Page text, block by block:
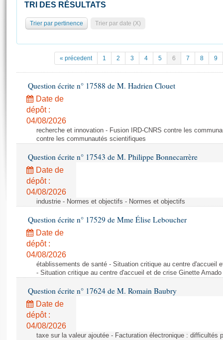
Pétitions
Projets de loi
Propositions de loi
Amendements
Textes adoptés
Rapports législatifs
Rapports sur l'application des lois
Baromètre de l’application des lois
Dossiers législatifs
Budget et sécurité sociale
Questions écrites et orales
Comptes rendus des débats
Statistiques et chiffres clés
Documents de référence
( Constitution | Règlement de l'Assemblée ... )
Histoire
Juniors
Anciennes législatures
La Bibliothèque
Contacts et plan d'accès
Photos libres de droit
TRI DES RÉSULTATS
Trier par pertinence Trier par date (X)
« précedent 1 2 3 4 5 6 7 8 9
Question écrite n° 17588 de M. Hadrien Clouet
Date de
dépôt :
04/08/2026
recherche et innovation - Fusion IRD-CNRS contre les
contre les communautés scientifiques
Question écrite n° 17543 de M. Philippe Bonnecarrère
Date de
dépôt :
04/08/2026
industrie - Normes et objectifs - Normes et objectifs
Question écrite n° 17529 de Mme Élise Leboucher
Date de
dépôt :
04/08/2026
établissements de santé - Situation critique au centre d'accueil
- Situation critique au centre d'accueil et de crise Ginette Amado
Question écrite n° 17624 de M. Romain Baubry
Date de
dépôt :
04/08/2026
taxe sur la valeur ajoutée - Facturation électronique : difficultés